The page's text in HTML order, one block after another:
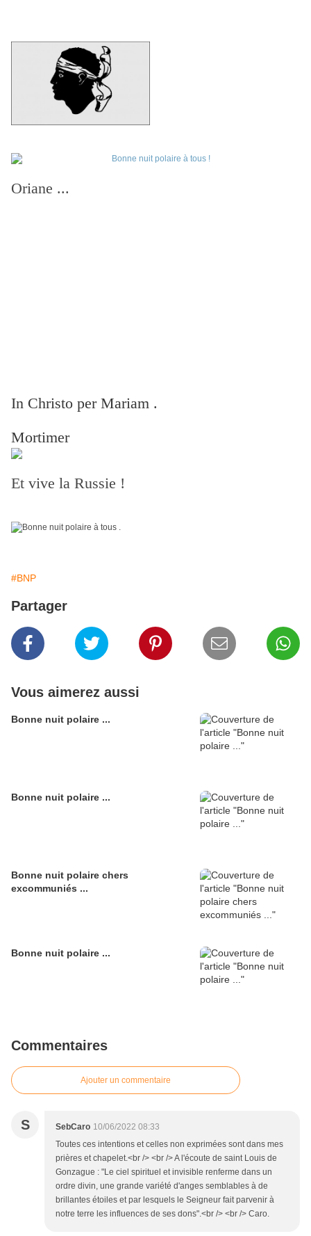
Oriane ...
In Christo per Mariam .
Mortimer
Et vive la Russie !
#BNP
Partager
Vous aimerez aussi
Bonne nuit polaire ...
Bonne nuit polaire ...
Bonne nuit polaire chers
excommuniés ...
Bonne nuit polaire ...
Commentaires
Ajouter un commentaire
S SebCaro 10/06/2022 08:33
Toutes ces intentions et celles non exprimées sont dans mes
prières et chapelet.<br /> <br /> A l'écoute de saint Louis de
Gonzague : "Le ciel spirituel et invisible renferme dans un
ordre divin, une grande variété d'anges semblables à de
brillantes étoiles et par lesquels le Seigneur fait parvenir à
notre terre les influences de ses dons".<br /> <br /> Caro.